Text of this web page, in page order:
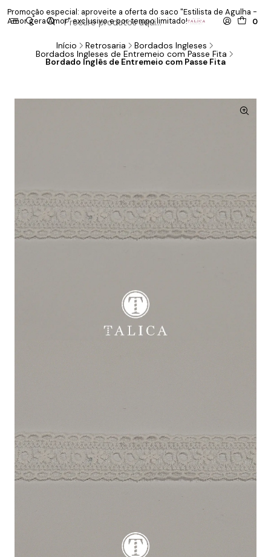
0
Promoção especial: aproveite a oferta do saco "Estilista de Agulha -
Amor gera Amor" exclusivo e por tempo limitado!
Início Retrosaria
Bordados Ingleses
Bordados Ingleses de Entremeio com Passe Fita
Bordado Inglês de Entremeio com Passe Fita